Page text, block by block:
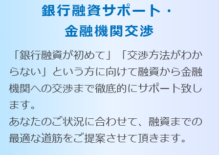
銀行融資サポート・
金融機関交渉
「銀行融資が初めて」「交渉方法がわか
らない」という方に向けて融資から金融
機関への交渉まで徹底的にサポート致し
ます。
あなたのご状況に合わせて、融資までの
最適な道筋をご提案させて頂きます。